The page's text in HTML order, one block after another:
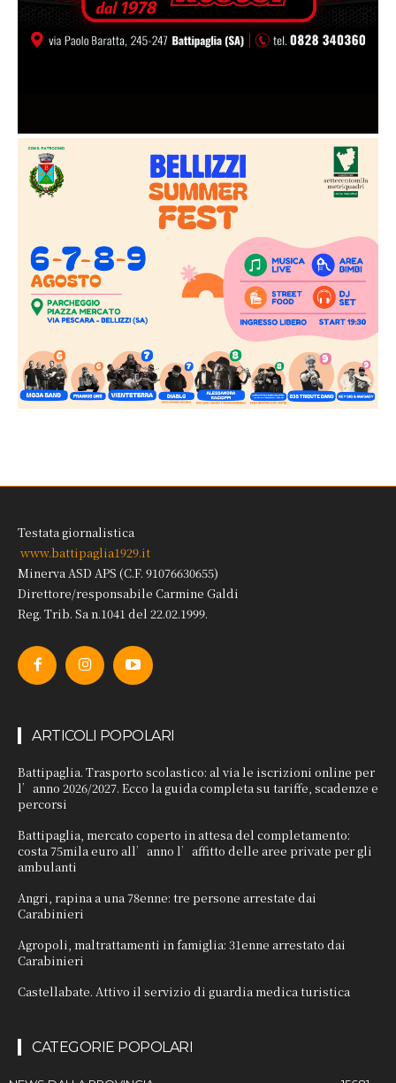
Testata giornalistica
www.battipaglia1929.it
Minerva ASD APS (C.F. 91076630655)
Direttore/responsabile Carmine Galdi
Reg. Trib. Sa n.1041 del 22.02.1999.
ARTICOLI POPOLARI
Battipaglia. Trasporto scolastico: al via le iscrizioni online per
l’anno 2026/2027. Ecco la guida completa su tariffe, scadenze e
percorsi
Battipaglia, mercato coperto in attesa del completamento:
costa 75mila euro all’anno l’affitto delle aree private per gli
ambulanti
Angri, rapina a una 78enne: tre persone arrestate dai
Carabinieri
Agropoli, maltrattamenti in famiglia: 31enne arrestato dai
Carabinieri
Castellabate. Attivo il servizio di guardia medica turistica
CATEGORIE POPOLARI